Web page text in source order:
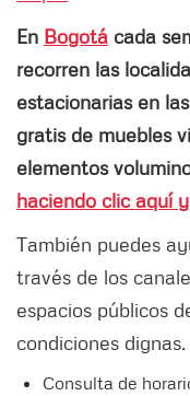
En Bogotá cada
recorren las
estacionarias en
gratis de muebles
elementos
haciendo clic aquí
También puedes
través de los
espacios públicos
condiciones dignas.
Consulta de